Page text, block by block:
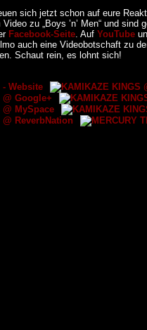
sich jetzt schon auf eure
zu „Boys ’n’ Men“ und sind
Facebook-Seite. Auf YouTube
auch eine Videobotschaft zu
Schaut rein, es lohnt sich!